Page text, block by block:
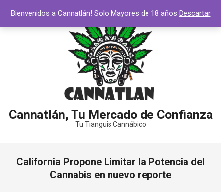
contenido
Cannatlán, Tu Mercado de Confianza
Tu Tianguis Cannábico
California Propone Limitar la Potencia del
Cannabis en nuevo reporte
Bienvenidos a Cannatlán! Solo Mayores de 18 años Descartar